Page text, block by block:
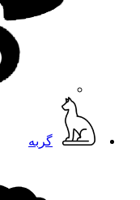
گربه